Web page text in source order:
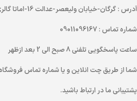
آدرس: گرگان-خیابان ولیعصر-عدالت 16-اماتا گالری
شماره تماس: 09011096167
ساعت پاسخگویی تلفنی
شما از طریقچت انلاینو یاشماره تماس
پشتیبانی ما در ارتباط باشید.